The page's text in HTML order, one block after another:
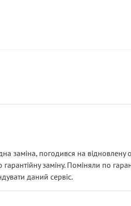
заміна, погодився на відновлену
заміну. Поміняли по
даний сервіс.